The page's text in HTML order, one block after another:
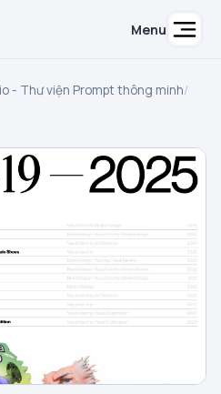
Menu
- Thư viện Prompt thông minh/